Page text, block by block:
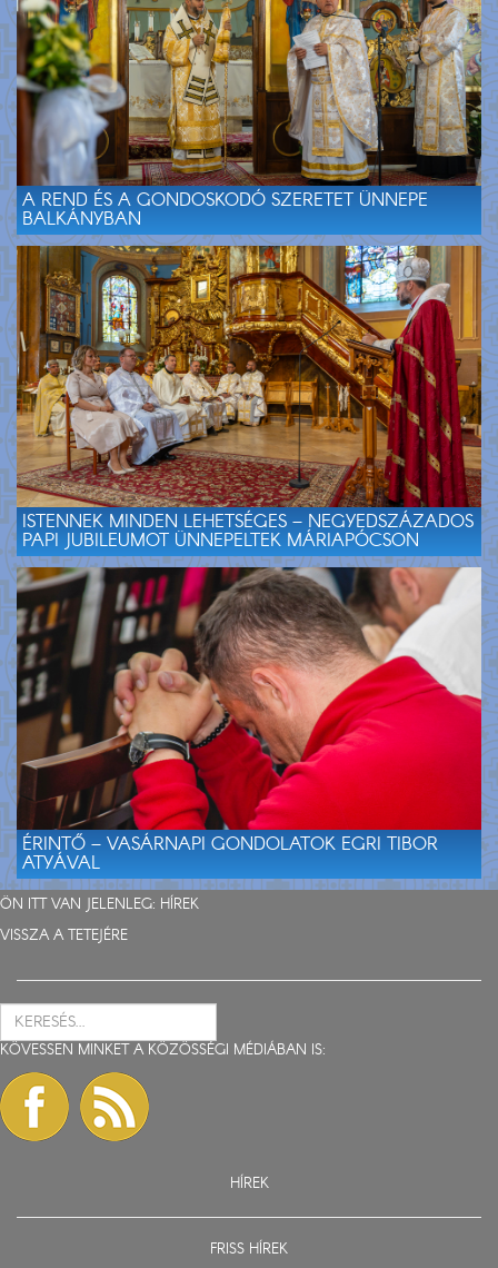
A REND ÉS A GONDOSKODÓ SZERETET ÜNNEPE
BALKÁNYBAN
ISTENNEK MINDEN LEHETSÉGES – NEGYEDSZÁZADOS
PAPI JUBILEUMOT ÜNNEPELTEK MÁRIAPÓCSON
ÉRINTŐ – VASÁRNAPI GONDOLATOK EGRI TIBOR
ATYÁVAL
ÖN ITT VAN JELENLEG: HÍREK
VISSZA A TETEJÉRE
KÖVESSEN MINKET A KÖZÖSSÉGI MÉDIÁBAN IS:
HÍREK
FRISS HÍREK